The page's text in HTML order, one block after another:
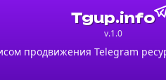
Tgup.info
v.1.0
продвижения Telegram